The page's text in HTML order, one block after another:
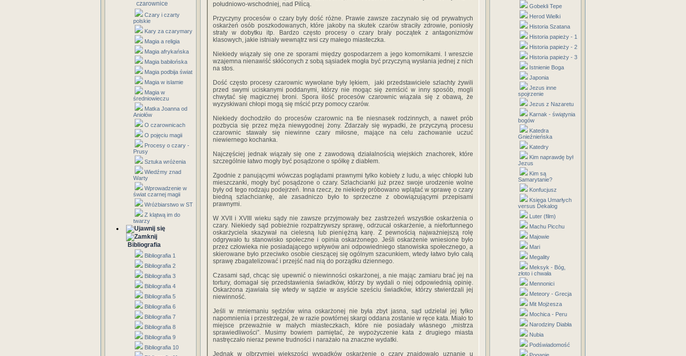
czarownice
Czary i czarty
polskie
Kary za czarymary
Magia a religia
Magia afrykańska
Magia babilońska
Magia podbija świat
Magia w islamie
Magia w
średniowieczu
Matka Joanna od
Aniołów
O czarownicach
O pojęciu magii
Procesy o czary -
Prusy
Sztuka wróżenia
Wiedźmy znad
Warty
Wprowadzenie w
świat czarnej magii
Wróżbiarstwo w ST
Z klątwą im do
twarzy
Bibliografia
Bibliografia 1
Bibliografia 2
Bibliografia 3
Bibliografia 4
Bibliografia 5
Bibliografia 6
Bibliografia 7
Bibliografia 8
Bibliografia 9
Bibliografia 10
południowo-wschodniej, nad Pilicą.
Przyczyny procesów o czary były dość różne. Prawie zawsze zaczynało się od prywatnych
oskarżeń osób poszkodowanych, które jakoby na skutek czarów straciły zdrowie, poniosły
straty w dobytku itp. Bardzo często procesy o czary brały początek z antagonizmów
klasowych, jakie istniały wewnątrz wsi czy małego miasteczka.
Niekiedy wiązały się one ze sporami między gospodarzem a jego komornikami. I wreszcie
wzajemna nienawiść skłóconych z sobą sąsiadek mogła być przyczyną wysłania jednej z nich
na stos.
Dość często procesy czarownic wywołane były lękiem, jaki przedstawiciele szlachty żywili
przed swymi uciskanymi poddanymi, którzy nie mogąc się zemścić w inny sposób, mogli
chwytać się magicznej broni. Spora ilość procesów czarownic wiązała się z obawą, że
wyzyskiwani chłopi mogą się mścić przy pomocy czarów.
Niekiedy dochodziło do procesów czarownic na tle niesnasek rodzinnych, a nawet prób
pozbycia się przez męża niewygodnej żony. Zdarzały się wypadki, że przyczyną procesu
czarownic stawały się niewinne czary miłosne, mające na celu zachowanie uczuć
niewiernego kochanka.
Najczęściej jednak wiązały się one z zawodową działalnością wiejskich znachorek, które
szczególnie łatwo mogły być posądzone o spółkę z diabłem.
Zgodnie z panującymi wówczas poglądami prawnymi tylko kobiety z ludu, a więc chłopki lub
mieszczanki, mogły być posądzone o czary. Szlachcianki już przez swoje urodzenie wolne
były od tego rodzaju podejrzeń. Inna rzecz, że niekiedy próbowano wplątać w sprawę o czary
biedną szlachciankę, ale zasadniczo było to sprzeczne z obowiązującymi przepisami
prawnymi.
W XVII i XVIII wieku sądy nie zawsze przyjmowały bez zastrzeżeń wszystkie oskarżenia o
czary. Niekiedy sąd pobieżnie rozpatrzywszy sprawę, odrzucał oskarżenie, a niefortunnego
oskarżyciela skazywał na cielesną lub pieniężną karę. Z pewnością najważniejszą rolę
odgrywało tu stanowisko społeczne i opinia oskarżonego. Jeśli oskarżenie wniesione było
przez człowieka nie posiadającego wpływów ani odpowiedniego stanowiska społecznego, a
skierowane było przeciwko osobie cieszącej się ogólnym szacunkiem, wtedy łatwo było całą
sprawę zbagatelizować i przejść nad nią do porządku dziennego.
Czasami sąd, chcąc się upewnić o niewinności oskarżonej, a nie mając zamiaru brać jej na
tortury, domagał się przedstawienia świadków, którzy by wydali o niej odpowiednią opinię.
Oskarżona zjawiała się wtedy w sądzie w asyście sześciu świadków, którzy stwierdzali jej
niewinność.
Jeśli w mniemaniu sędziów wina oskarżonej nie była zbyt jasna, sąd udzielał jej tylko
napomnienia i przestrzegał, że w razie powtórnej skargi oddana zostanie w ręce kata. Miało to
miejsce przeważnie w małych miasteczkach, które nie posiadały własnego „mistrza
sprawiedliwości”. Musimy bowiem pamiętać, że wypożyczenie kata z drugiego miasta
nastręczało nieraz pewne trudności i narażało na znaczne wydatki.
Jednak w olbrzymiej większości wypadków oskarżenie o czary znajdowało uznanie u
Gobekli Tepe
Herod Wielki
Historia Szatana
Historia papieży - 1
Historia papieży - 2
Historia papieży - 3
Istnienie Boga
Japonia
Jezus inne
spojrzenie
Jezus z Nazaretu
Karnak - świątynia
bogów
Katedra
Gnieźnieńska
Katedry
Kim naprawdę był
Jezus
Kim są
Samarytanie?
Konfucjusz
Księga Umarłych
versus Dekalog
Luter (film)
Machu Picchu
Majowie
Mari
Megality
Meksyk - Bóg,
złoto i chwała
Mennonici
Meteory - Grecja
Mit Mojżesza
Mochica - Peru
Narodziny Diabła
Nubia
Podświadomość